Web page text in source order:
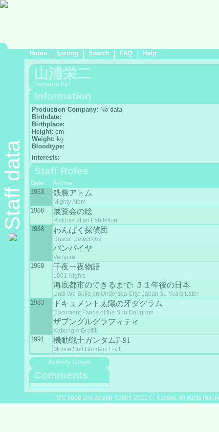
Home Listing Search FAQ Help
Staff data
山浦栄二
Yamaura Eiji
Information
Production Company: No data
Birthdate:
Birthplace:
Height: cm
Weight: kg
Bloodtype:
Interests:
Staff Roles
Date
Anime
1963
鉄腕アトム
Mighty Atom
1966 展覧会の絵
Pictures at an Exhibition
1968 わんぱく探偵団
Rascal Detectives
バンパイヤ
Vampire
1969 千夜一夜物語
1001 Nights
海底都市のできるまで: ３１年後の日本
Until We Build an Undersea City: Japan 31 Years Later
1983 ドキュメント太陽の牙ダグラム
Document Fangs of the Sun Dougram
ザブングルグラフィティ
Xabungle Graffiti
1991 機動戦士ガンタムF-91
Mobile Suit Gundam F-91
Activity Graph
Comments
Site code and design ©2009-2021 C. Kassos. All rights